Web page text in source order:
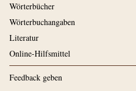
Wörterbücher
Wörterbuchangaben
Literatur
Online-Hilfsmittel
Feedback geben